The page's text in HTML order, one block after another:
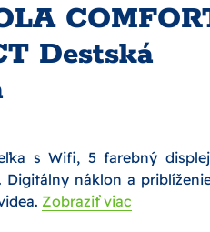
Destská
s Wifi, 5 farebný
Digitálny náklon a
Zobraziť viac